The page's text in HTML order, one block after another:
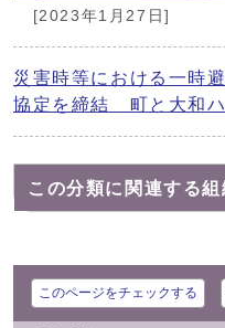
[2023年1月27日]
災害時等における一時
協定を締結 町と大和
この分類に関連する組
このページをチェックする